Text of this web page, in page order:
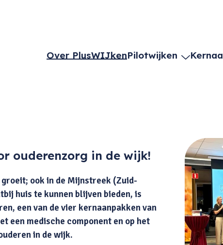
Over PlusWIJkenPilotwijken
ouderenzorg in de wijk!
ook in de Mijnstreek (Zuid-
huis te kunnen blijven bieden, is
een van de vier kernaanpakken van
een medische component en op het
in de wijk.